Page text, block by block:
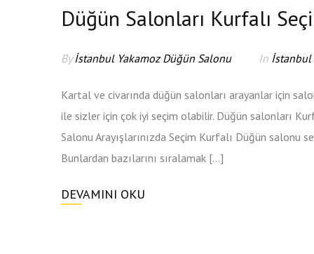
Düğün Salonları Kurfalı
Byİstanbul Yakamoz Düğün Salonu In İstanbul
Kartal ve civarında düğün salonları arayanlar için
ile sizler için çok iyi seçim olabilir. Düğün salonları
Salonu Arayışlarınızda Seçim Kurfalı Düğün salonu
Bunlardan bazılarını sıralamak […]
DEVAMINI OKU